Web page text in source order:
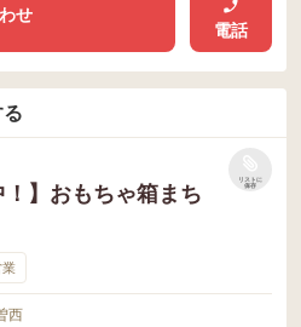
せ
電話
！】おもちゃ箱まち
リストに
保存
西